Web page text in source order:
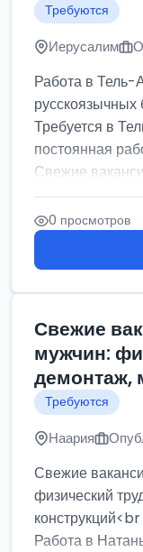
Требуются
Иерусалим
Работа в Тель-
Требуется в
постоянная
Свежие
женщин от
0 просмотров
Свежие
мужчин:
демонтаж,
Требуются
Наария
Свежие
физический
Работа в